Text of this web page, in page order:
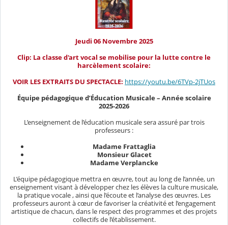
Jeudi 06 Novembre 2025
Clip: La classe d'art vocal se mobilise pour la lutte contre le
harcèlement scolaire:
VOIR LES EXTRAITS DU SPECTACLE: https://youtu.be/6TVp-2jTUos
Équipe pédagogique d’Éducation Musicale – Année scolaire
2025-2026
L’enseignement de l’éducation musicale sera assuré par trois
professeurs :
Madame Frattaglia
Monsieur Glacet
Madame Verplancke
L’équipe pédagogique mettra en œuvre, tout au long de l’année, un
enseignement visant à développer chez les élèves la culture musicale,
la pratique vocale , ainsi que l’écoute et l’analyse des œuvres. Les
professeurs auront à cœur de favoriser la créativité et l’engagement
artistique de chacun, dans le respect des programmes et des projets
collectifs de l’établissement.